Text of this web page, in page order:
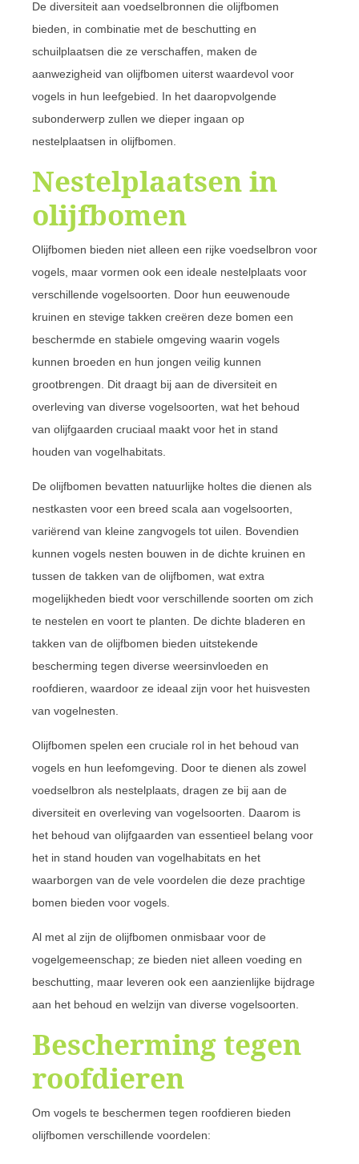
De diversiteit aan voedselbronnen die olijfbomen
bieden, in combinatie met de beschutting en
schuilplaatsen die ze verschaffen, maken de
aanwezigheid van olijfbomen uiterst waardevol voor
vogels in hun leefgebied. In het daaropvolgende
subonderwerp zullen we dieper ingaan op
nestelplaatsen in olijfbomen.
Nestelplaatsen in
olijfbomen
Olijfbomen bieden niet alleen een rijke voedselbron voor
vogels, maar vormen ook een ideale nestelplaats voor
verschillende vogelsoorten. Door hun eeuwenoude
kruinen en stevige takken creëren deze bomen een
beschermde en stabiele omgeving waarin vogels
kunnen broeden en hun jongen veilig kunnen
grootbrengen. Dit draagt bij aan de diversiteit en
overleving van diverse vogelsoorten, wat het behoud
van olijfgaarden cruciaal maakt voor het in stand
houden van vogelhabitats.
De olijfbomen bevatten natuurlijke holtes die dienen als
nestkasten voor een breed scala aan vogelsoorten,
variërend van kleine zangvogels tot uilen. Bovendien
kunnen vogels nesten bouwen in de dichte kruinen en
tussen de takken van de olijfbomen, wat extra
mogelijkheden biedt voor verschillende soorten om zich
te nestelen en voort te planten. De dichte bladeren en
takken van de olijfbomen bieden uitstekende
bescherming tegen diverse weersinvloeden en
roofdieren, waardoor ze ideaal zijn voor het huisvesten
van vogelnesten.
Olijfbomen spelen een cruciale rol in het behoud van
vogels en hun leefomgeving. Door te dienen als zowel
voedselbron als nestelplaats, dragen ze bij aan de
diversiteit en overleving van vogelsoorten. Daarom is
het behoud van olijfgaarden van essentieel belang voor
het in stand houden van vogelhabitats en het
waarborgen van de vele voordelen die deze prachtige
bomen bieden voor vogels.
Al met al zijn de olijfbomen onmisbaar voor de
vogelgemeenschap; ze bieden niet alleen voeding en
beschutting, maar leveren ook een aanzienlijke bijdrage
aan het behoud en welzijn van diverse vogelsoorten.
Bescherming tegen
roofdieren
Om vogels te beschermen tegen roofdieren bieden
olijfbomen verschillende voordelen: